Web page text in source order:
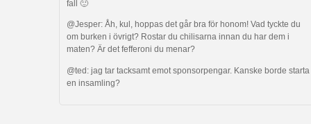
fall 🙂
@Jesper: Åh, kul, hoppas det går bra för honom! Vad tyckte du
om burken i övrigt? Rostar du chilisarna innan du har dem i
maten? Är det fefferoni du menar?
@ted: jag tar tacksamt emot sponsorpengar. Kanske borde starta
en insamling?